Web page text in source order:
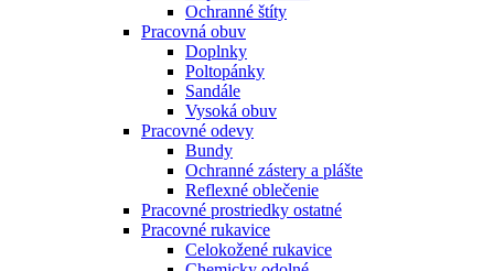
Ochranné štíty
Pracovná obuv
Doplnky
Poltopánky
Sandále
Vysoká obuv
Pracovné odevy
Bundy
Ochranné zástery a plášte
Reflexné oblečenie
Pracovné prostriedky ostatné
Pracovné rukavice
Celokožené rukavice